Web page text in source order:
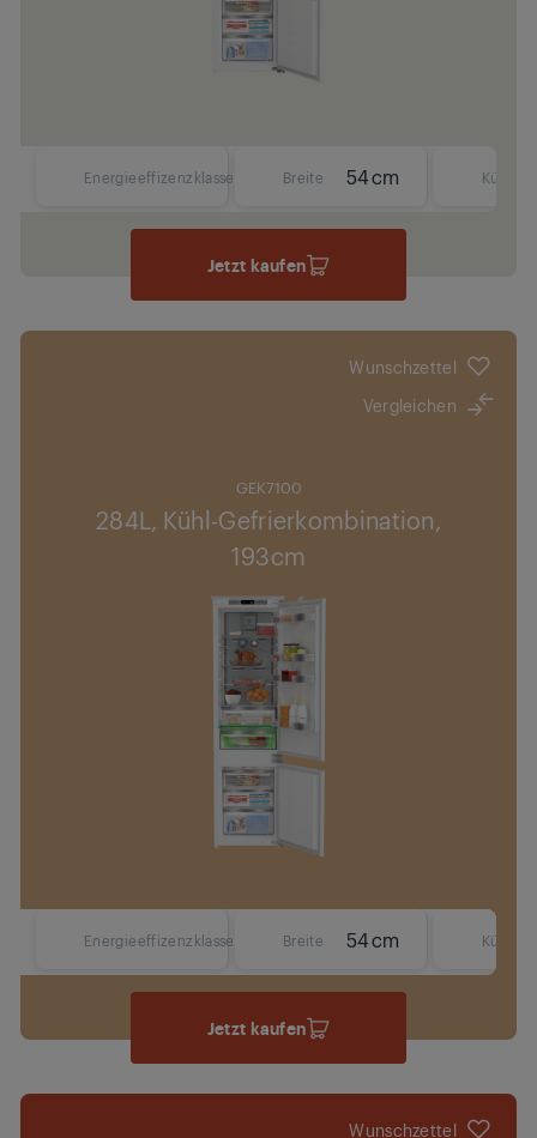
Energieeffizenzklasse Breite 54 cm
Jetzt kaufen
Wunschzettel
Vergleichen
GEK7100
284L, Kühl-Gefrierkombination,
193cm
Energieeffizenzklasse Breite 54 cm
Jetzt kaufen
Wunschzettel